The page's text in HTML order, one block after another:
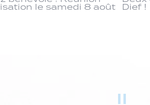
le samedi 8 août Dief !